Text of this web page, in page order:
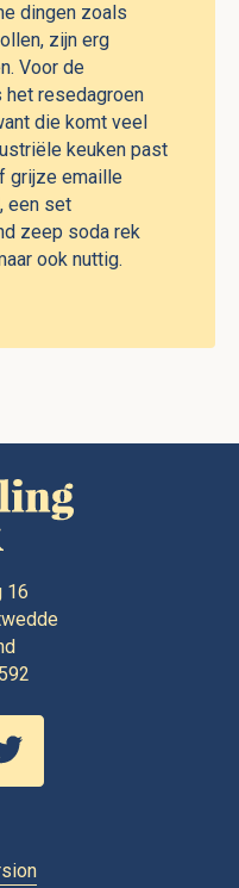
dingen zoals
zijn erg
Voor de
het resedagroen
die komt veel
keuken past
grijze emaille
een set
zeep soda rek
ook nuttig.
16